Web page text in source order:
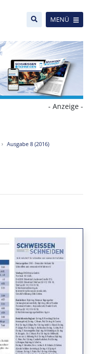
MENÜ
- Anzeige -
Ausgabe 8 (2016)